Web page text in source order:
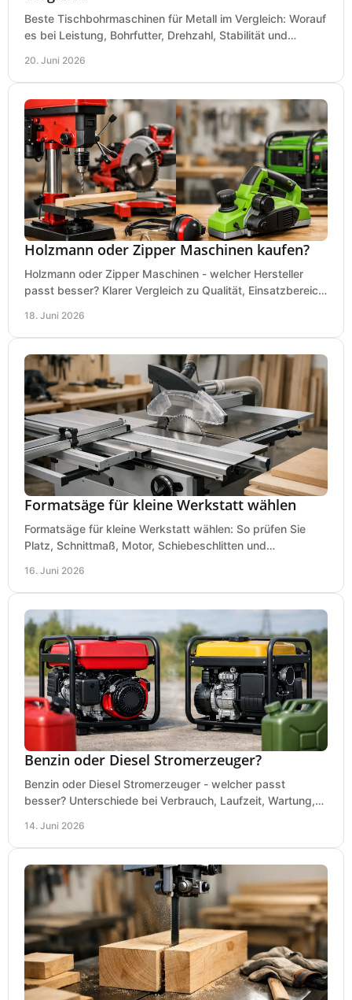
Beste Tischbohrmaschinen für Metall im Vergleich: Worauf
es bei Leistung, Bohrfutter, Drehzahl, Stabilität und
20. Juni 2026
Holzmann oder Zipper Maschinen kaufen?
Holzmann oder Zipper Maschinen - welcher Hersteller
passt besser? Klarer Vergleich zu Qualität, Einsatzbereich,
18. Juni 2026
Formatsäge für kleine Werkstatt wählen
Formatsäge für kleine Werkstatt wählen: So prüfen Sie
Platz, Schnittmaß, Motor, Schiebeschlitten und
16. Juni 2026
Benzin oder Diesel Stromerzeuger?
Benzin oder Diesel Stromerzeuger - welcher passt
besser? Unterschiede bei Verbrauch, Laufzeit, Wartung,
14. Juni 2026